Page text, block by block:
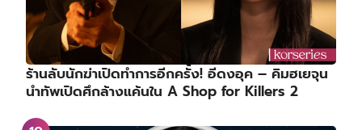
ร้านลับนักฆ่าเปิดทำการอีกครั้ง! อีดงอุค – คิมฮเยจุน
นำทัพเปิดศึกล้างแค้นใน A Shop for Killers 2